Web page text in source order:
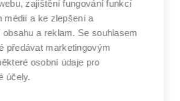
fondů
ContriBUTe
technické
V BRNĚ
www.vut.cz
vut@vutbr.cz
zajištění fungování funkcí
médií a ke zlepšení a
obsahu a reklam. Se souhlasem
předávat marketingovým
osobní údaje pro
účely.